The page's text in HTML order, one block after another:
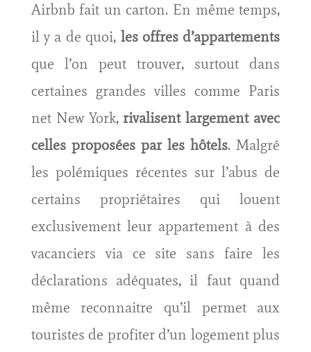
Airbnb fait un carton. En même temps,
il y a de quoi, les offres d’appartements
que l’on peut trouver, surtout dans
certaines grandes villes comme Paris
net New York, rivalisent largement avec
celles proposées par les hôtels. Malgré
les polémiques récentes sur l’abus de
certains propriétaires qui louent
exclusivement leur appartement à des
vacanciers via ce site sans faire les
déclarations adéquates, il faut quand
même reconnaitre qu’il permet aux
touristes de profiter d’un logement plus